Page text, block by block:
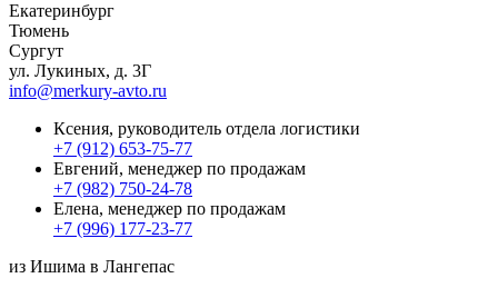
Екатеринбург
Тюмень
Сургут
ул. Лукиных, д. 3Г
info@merkury-avto.ru
Ксения, руководитель отдела логистики
+7 (912) 653-75-77
Евгений, менеджер по продажам
+7 (982) 750-24-78
Елена, менеджер по продажам
+7 (996) 177-23-77
из Ишима в Лангепас